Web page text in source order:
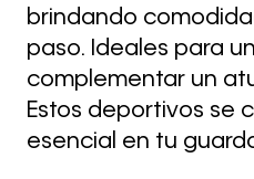
brindando
paso. Ideales para
complementar un
Estos deportivos se
esencial en tu